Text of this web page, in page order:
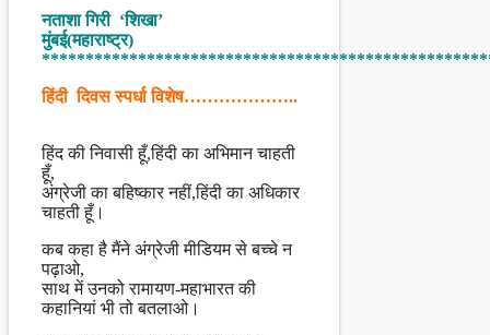
Share
नताशा गिरी ‘शिखा’
मुंबई(महाराष्ट्र)
हिंदी दिवस स्पर्धा विशेष………………..
हिंद की निवासी हूँ,हिंदी का अभिमान चाहती
हूँ,
अंग्रेजी का बहिष्कार नहीं,हिंदी का अधिकार
चाहती हूँ।
कब कहा है मैंने अंग्रेजी मीडियम से बच्चे न
पढ़ाओ,
साथ में उनको रामायण-महाभारत की
कहानियां भी तो बतलाओ।